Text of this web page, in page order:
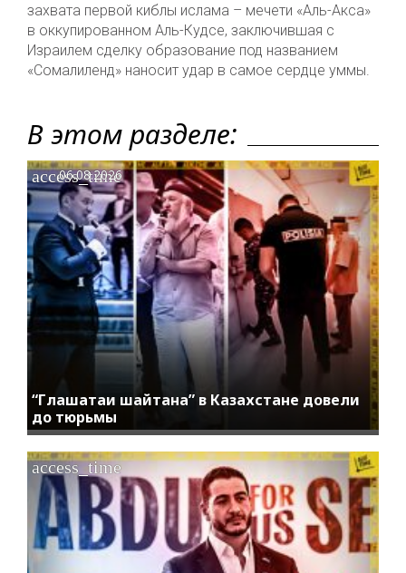
захвата первой киблы ислама – мечети «Аль-Акса»
в оккупированном Аль-Кудсе, заключившая с
Израилем сделку образование под названием
«Сомалиленд» наносит удар в самое сердце уммы.
В этом разделе:
“Глашатаи шайтана” в Казахстане довели
до тюрьмы
access_time
06.08.2026
access_time